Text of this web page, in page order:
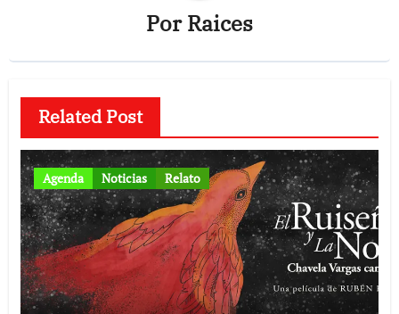
PorRaices
Related Post
Agenda Noticias Relato